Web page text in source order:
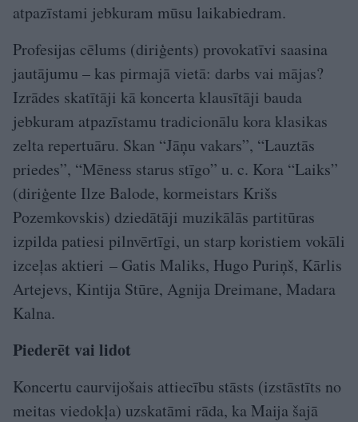
atpazīstami jebkuram mūsu laikabiedram.
Profesijas cēlums (diriģents) provokatīvi saasina
jautājumu – kas pirmajā vietā: darbs vai mājas?
Izrādes skatītāji kā koncerta klausītāji bauda
jebkuram atpazīstamu tradicionālu kora klasikas
zelta repertuāru. Skan “Jāņu vakars”, “Lauztās
priedes”, “Mēness starus stīgo” u. c. Kora “Laiks”
(diriģente Ilze Balode, kormeistars Krišs
Pozemkovskis) dziedātāji muzikālās partitūras
izpilda patiesi pilnvērtīgi, un starp koristiem vokāli
izceļas aktieri – Gatis Maliks, Hugo Puriņš, Kārlis
Artejevs, Kintija Stūre, Agnija Dreimane, Madara
Kalna.
Piederēt vai lidot
Koncertu caurvijošais attiecību stāsts (izstāstīts no
meitas viedokļa) uzskatāmi rāda, ka Maija šajā